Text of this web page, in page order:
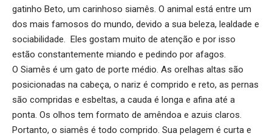
gatinho Beto, um carinhoso siamês. O animal está entre um
dos mais famosos do mundo, devido a sua beleza, lealdade e
sociabilidade. Eles gostam muito de atenção e por isso
estão constantemente miando e pedindo por afagos.
O Siamês é um gato de porte médio. As orelhas altas são
posicionadas na cabeça, o nariz é comprido e reto, as pernas
são compridas e esbeltas, a cauda é longa e afina até a
ponta. Os olhos tem formato de amêndoa e azuis claros.
Portanto, o siamês é todo comprido. Sua pelagem é curta e